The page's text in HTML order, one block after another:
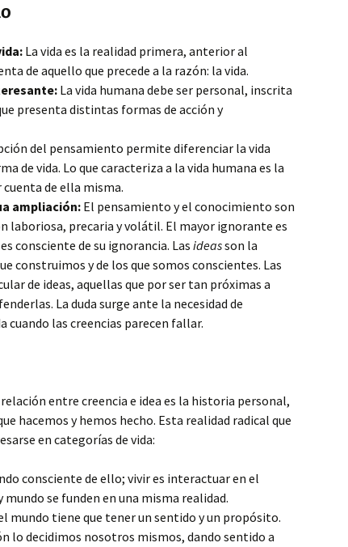
La vida es la realidad primera, anterior al
de aquello que precede a la razón: la vida.
La vida humana debe ser personal, inscrita
presenta distintas formas de acción y
del pensamiento permite diferenciar la vida
de vida. Lo que caracteriza a la vida humana es la
de ella misma.
ampliación: El pensamiento y el conocimiento son
laboriosa, precaria y volátil. El mayor ignorante es
consciente de su ignorancia. Lasideasson la
construimos y de los que somos conscientes. Las
de ideas, aquellas que por ser tan próximas a
La duda surge ante la necesidad de
cuando las creencias parecen fallar.
entre creencia e idea es la historia personal,
hacemos y hemos hecho. Esta realidad radical que
en categorías de vida:
consciente de ello; vivir es interactuar en el
se funden en una misma realidad.
mundo tiene que tener un sentido y un propósito.
lo decidimos nosotros mismos, dando sentido a